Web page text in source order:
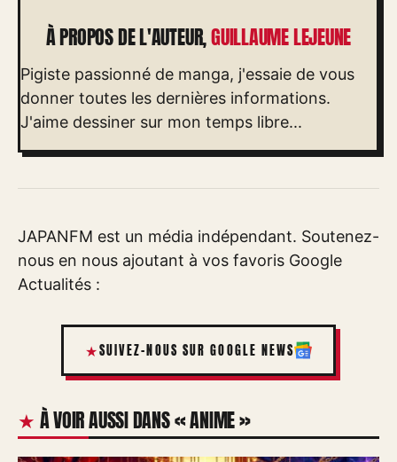
À PROPOS DE L'AUTEUR,GUILLAUME LEJEUNE
Pigiste passionné de manga, j'essaie de vous
donner toutes les dernières informations.
J'aime dessiner sur mon temps libre...
JAPANFM est un média indépendant. Soutenez-
nous en nous ajoutant à vos favoris Google
Actualités :
SUIVEZ-NOUS SUR GOOGLE NEWS
À VOIR AUSSI DANS « ANIME »